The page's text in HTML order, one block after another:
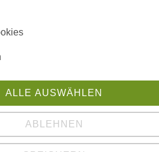
ALLE AUSWÄHLEN
ABLEHNEN